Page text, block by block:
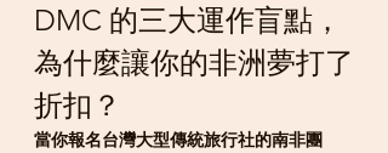
DMC 的三大運作盲點，
為什麼讓你的非洲夢打了
折扣？
當你報名台灣大型傳統旅行社的南非團